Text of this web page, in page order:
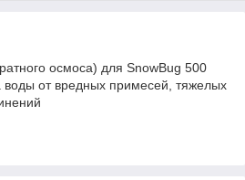
осмоса) для SnowBug 500
от вредных примесей, тяжелых